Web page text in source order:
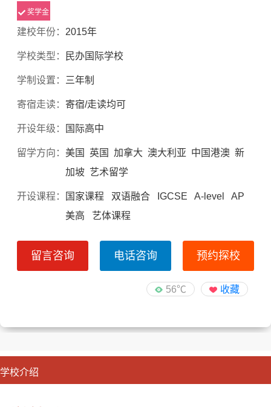
奖学金
建校年份： 2015年
学校类型： 民办国际学校
学制设置： 三年制
寄宿走读： 寄宿/走读均可
开设年级： 国际高中
留学方向： 美国 英国 加拿大 澳大利亚 中国港澳 新
加坡 艺术留学
开设课程：
国家课程 双语融合 IGCSE A-level AP
美高 艺体课程
留言咨询 电话咨询 预约探校
56℃ 收藏
学校介绍